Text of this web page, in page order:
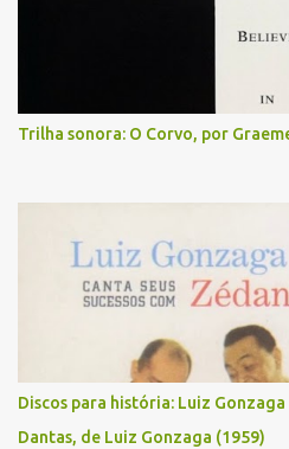
Trilha sonora: O Corvo, por
Discos para história: Luiz Gonzaga
Dantas, de Luiz Gonzaga (1959)